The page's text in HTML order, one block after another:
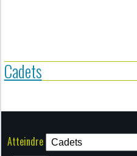
Cadets
Atteindre